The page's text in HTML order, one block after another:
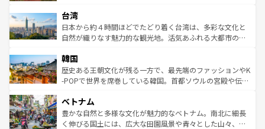
ならではの贅沢な旅のスタイルだ。 なお、新着のアメリカ
情報はコンテンツ一覧を参照してほしい。
れるおもてなしの心で訪れる人々を迎えてくれるハワイの
人々、おいしいローカルフードやハワイアンミュージッ
ク、伝統的なフラダンスなど、すべてがハワイの魅力を彩
ワイを、存分に味わってほしい。 なお、新着のハワイ情報
はコンテンツ一覧を参照してほしい。
リアリーフや大陸中央部にそびえるウルル（エアーズロッ
ク）、タスマニアの美しい原生林やケアンズの熱帯雨林な
ど、見どころがたくさん。また、カフェやワイン、オージ
いる。アクティビティも充実しており、サーフィンやダイ
ビング、ハイキングなど、アウトドア好きにはたまらな
い。オーストラリアの多彩な魅力を存分に味わいつくそ
参照してほしい。
台湾
日本から約４時間ほどでたどり着く台湾は、多彩な文化と
自然が織りなす魅力的な観光地。活気あふれる大都市の台
ン）、静ひつな山岳地帯である台湾東部など、都市の喧騒
と山間の静けさが共存しており、訪れる人に新しい発見と
驚きをもたらしてくれる。また、奥深い台湾の食文化も魅
容にもいいと評判のスイーツなど、バラエティ豊かな料理
が味わえる。 なお、新着の台湾情報は コンテンツ一覧を参
照してほしい。
韓国
歴史ある王朝文化が残る一方で、最先端のファッションやK
-POPで世界を席巻している韓国。首都ソウルの宮殿や伝統
き、地方に足を延ばせば四季折々の自然美を楽しむことが
できる。そして、キムチや焼肉、絶品のストリートフード
まで、さまざまな韓国料理が待っている。夜には、韓国な
ベトナム
豊かな自然と多様な文化が魅力的なベトナム。南北に細長
く伸びる国土には、広大な田園風景や青々とした山々、世